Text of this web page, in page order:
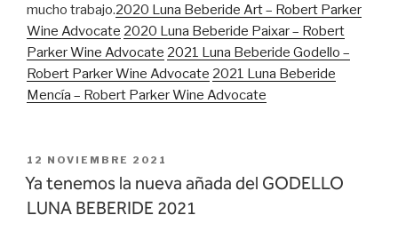
mucho trabajo.2020 Luna Beberide Art – Robert Parker
Wine Advocate 2020 Luna Beberide Paixar – Robert
Parker Wine Advocate 2021 Luna Beberide Godello –
Robert Parker Wine Advocate 2021 Luna Beberide
Mencía – Robert Parker Wine Advocate
PUBLICADO
EL
12 NOVIEMBRE 2021
Ya tenemos la nueva añada del GODELLO
LUNA BEBERIDE 2021